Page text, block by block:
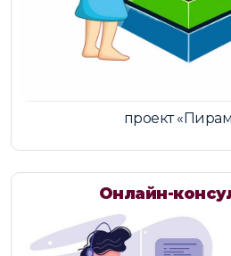
проект
Онлайн-